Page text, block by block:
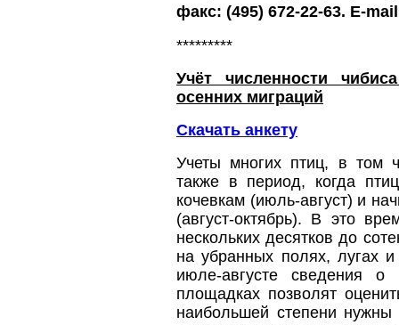
факс: (495) 672-22-63. E-
*********
Учёт численности
осенних миграций
Скачать анкету
Учеты многих птиц, в том
также в период, когда
кочевкам (июль-август) и
(август-октябрь). В это
нескольких десятков до
на убранных полях, лугах
июле-августе сведения
площадках позволят
наибольшей степени